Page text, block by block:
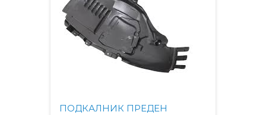
ПОДКАЛНИК ПРЕДЕН